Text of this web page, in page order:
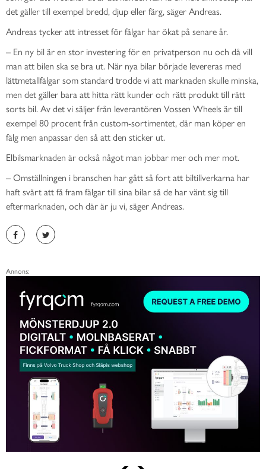
det gäller till exempel bredd, djup eller färg, säger Andreas.
Andreas tycker att intresset för fälgar har ökat på senare år.
– En ny bil är en stor investering för en privatperson nu och då vill
man att bilen ska se bra ut. När nya bilar började levereras med
lättmetallfälgar som standard trodde vi att marknaden skulle minska,
men det gäller bara att hitta rätt kunder och rätt produkt till rätt
sorts bil. Av det vi säljer från leverantören Vossen Wheels är till
exempel 80 procent från custom-sortimentet, där man köper en
fälg men anpassar den så att den sticker ut.
Elbilsmarknaden är också något man jobbar mer och mer mot.
– Omställningen i branschen har gått så fort att biltillverkarna har
haft svårt att få fram fälgar till sina bilar så de har vänt sig till
eftermarknaden, och där är ju vi, säger Andreas.
Annons: